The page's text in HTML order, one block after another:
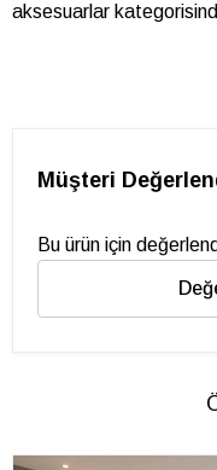
aksesuarlar
Müşteri
Bu ürün için